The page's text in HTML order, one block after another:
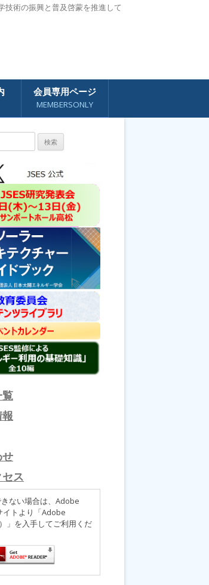
技術の振興と普及啓蒙を推進して
会員専用ページ
MEMBERSONLY
ス
ない場合は、Adobe
イトより「Adobe
」を入手してご利用くだ